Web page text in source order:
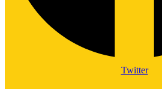
Twitter